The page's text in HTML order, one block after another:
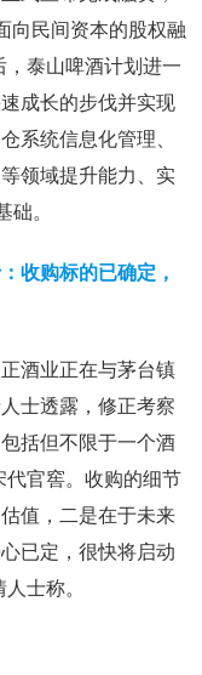
向民间资本的股权融
泰山啤酒计划进一
成长的步伐并实现
系统信息化管理、
领域提升能力、实
础。
收购标的已确定，
酒业正在与茅台镇
士透露，修正考察
括但不限于一个酒
代官窖。收购的细节
值，二是在于未来
已定，很快将启动
士称。